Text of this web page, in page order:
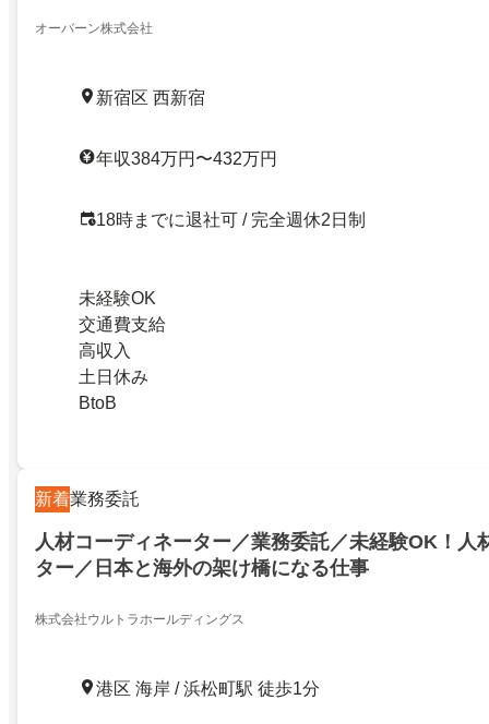
オーバーン株式会社
新宿区 西新宿
年収384万円〜432万円
18時までに退社可 / 完全週休2日制
未経験OK
交通費支給
高収入
土日休み
BtoB
新着業務委託
人材コーディネーター／業務委託／未経験OK！人
ター／日本と海外の架け橋になる仕事
株式会社ウルトラホールディングス
港区 海岸 / 浜松町駅 徒歩1分